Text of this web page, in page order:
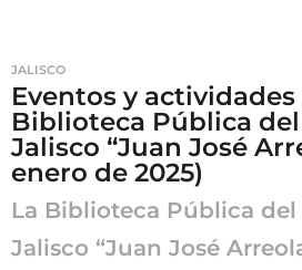
JALISCO
Eventos y actividades
Biblioteca Pública
Jalisco “Juan José
enero de 2025)
La Biblioteca Pública del
Jalisco “Juan José